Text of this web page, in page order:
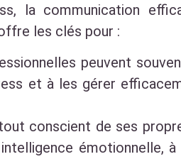
la communication
les clés pour :
peuvent
et à les gérer
conscient de ses
émotionnelle,